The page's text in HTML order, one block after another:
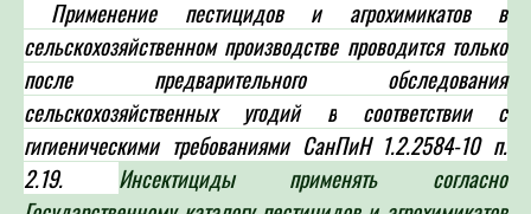
сельскохозяйственном производстве проводится только
после предварительного обследования
сельскохозяйственных угодий всоответствии с
гигиеническими требованиями СанПиН 1.2.2584-10 п.
2.19.Инсектициды применять согласно
Государственному каталогу пестицидов и агрохимикатов